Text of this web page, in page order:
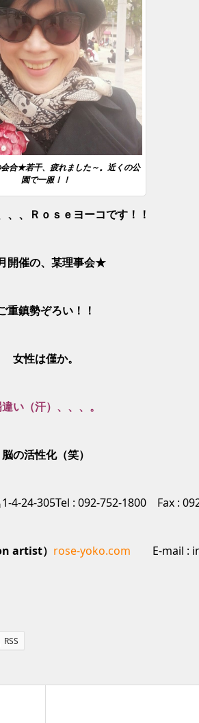
合★若干、疲れました～。近くの公
園で一服！！
、、Ｒｏｓｅヨーコです！！
開催の、某理事会★
重鎮勢ぞろい！！
女性は僅か。
い（汗）、、、。
脳の活性化（笑）
4-24-305Tel : 092-752-1800 Fax :
artist） rose-yoko.com E-mail :
RSS